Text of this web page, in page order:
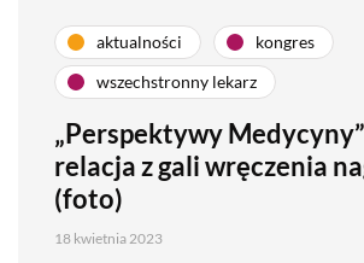
aktualności
kongres
wszechstronny lekarz
„Perspektywy
relacja z gali wręczenia
(foto)
18 kwietnia 2023